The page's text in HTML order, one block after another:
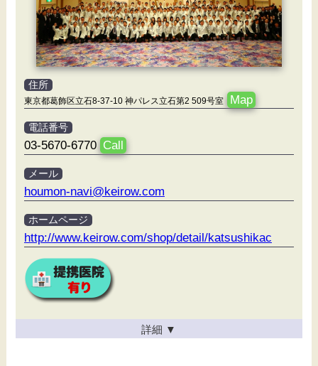
住所
東京都葛飾区立石8-37-10 神パレス立石第2 509号室 Map
電話番号
03-5670-6770 Call
メール
houmon-navi@keirow.com
ホームページ
http://www.keirow.com/shop/detail/katsushikac
詳細 ▼